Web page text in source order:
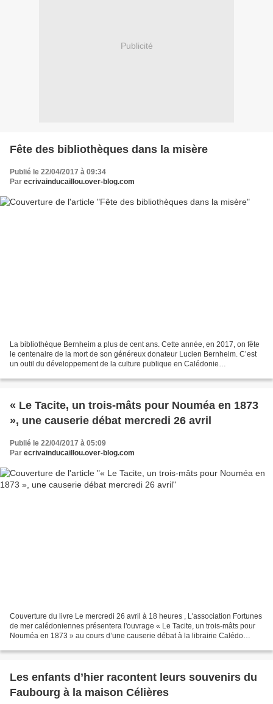
Publicité
Fête des bibliothèques dans la misère
Publié le 22/04/2017 à 09:34
Par ecrivainducaillou.over-blog.com
La bibliothèque Bernheim a plus de cent ans. Cette année, en 2017, on fête
le centenaire de la mort de son généreux donateur Lucien Bernheim. C’est
un outil du développement de la culture publique en Calédonie
« Le Tacite, un trois-mâts pour Nouméa en 1873
», une causerie débat mercredi 26 avril
Publié le 22/04/2017 à 05:09
Par ecrivainducaillou.over-blog.com
Couverture du livre Le mercredi 26 avril à 18 heures , L'association Fortunes
de mer calédoniennes présentera l'ouvrage « Le Tacite, un trois-mâts pour
Nouméa en 1873 » au cours d’une causerie débat à la librairie Calédo
Les enfants d’hier racontent leurs souvenirs du
Faubourg à la maison Célières